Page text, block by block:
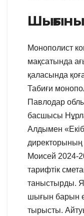
Монополист
мақсатында
қаласында
Табиғи
Павлодар
басшысы
Алдымен
директорының
Моисей 2024-
тарифтік
таныстырды.
шығын барын
тырысты.